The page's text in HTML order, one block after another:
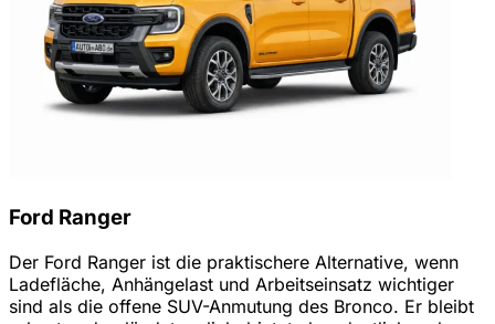
Ford Ranger
Der Ford Ranger ist die praktischere Alternative, wenn
Ladefläche, Anhängelast und Arbeitseinsatz wichtiger
sind als die offene SUV-Anmutung des Bronco. Er bleibt